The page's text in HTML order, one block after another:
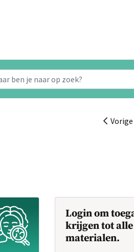
Vorige
Login om
krijgen tot alle
materialen.